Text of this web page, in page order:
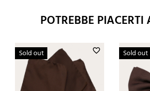
POTREBBE PIACERTI
favorite_border
Sold out Sold out